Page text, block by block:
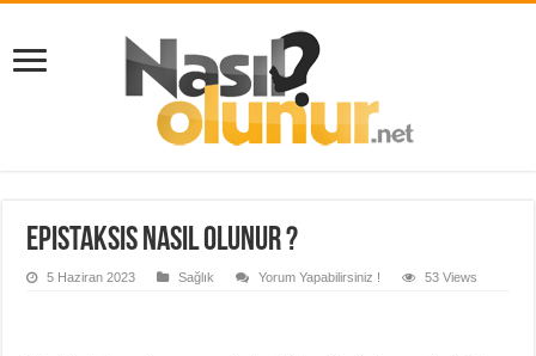
Epistaksis Nasıl Olunur ?
5 Haziran 2023 Sağlık Yorum Yapabilirsiniz ! 53 Views